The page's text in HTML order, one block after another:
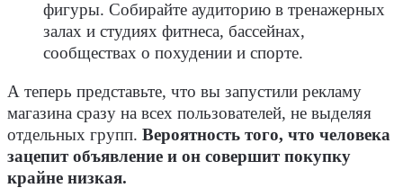
фигуры. Собирайте аудиторию в тренажерных
залах и студиях фитнеса, бассейнах,
сообществах о похудении и спорте.
А теперь представьте, что вы запустили рекламу
магазина сразу на всех пользователей, не выделяя
отдельных групп. Вероятность того, что человека
зацепит объявление и он совершит покупку
крайне низкая.